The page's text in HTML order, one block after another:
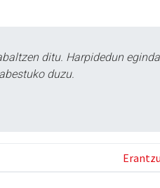
ditu. Harpidedun
duzu.